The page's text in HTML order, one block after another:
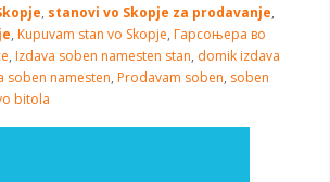
, stanovi vo Skopje za prodavanje,
, Kupuvam stan vo Skopje, Гарсоњера во
, Izdava soben namesten stan, domik izdava
soben namesten, Prodavam soben, soben
bitola